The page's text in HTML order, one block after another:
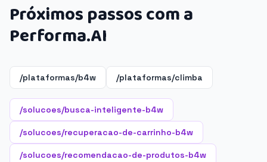
Próximos passos com a
Performa.AI
/plataformas/b4w /plataformas/climba
/solucoes/busca-inteligente-b4w
/solucoes/recuperacao-de-carrinho-b4w
/solucoes/recomendacao-de-produtos-b4w